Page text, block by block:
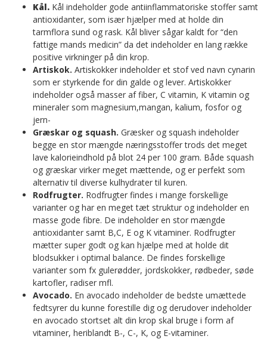
Kål. Kål indeholder gode antiinflammatoriske stoffer samt
antioxidanter, som især hjælper med at holde din
tarmflora sund og rask. Kål bliver sågar kaldt for “den
fattige mands medicin” da det indeholder en lang række
positive virkninger på din krop.
Artiskok. Artiskokker indeholder et stof ved navn cynarin
som er styrkende for din galde og lever. Artiskokker
indeholder også masser af fiber, C vitamin, K vitamin og
mineraler som magnesium,mangan, kalium, fosfor og
jern-
Græskar og squash. Græsker og squash indeholder
begge en stor mængde næringsstoffer trods det meget
lave kalorieindhold på blot 24 per 100 gram. Både squash
og græskar virker meget mættende, og er perfekt som
alternativ til diverse kulhydrater til kuren.
Rodfrugter. Rodfrugter findes i mange forskellige
varianter og har en meget tæt struktur og indeholder en
masse gode fibre. De indeholder en stor mængde
antioxidanter samt B,C, E og K vitaminer. Rodfrugter
mætter super godt og kan hjælpe med at holde dit
blodsukker i optimal balance. De findes forskellige
varianter som fx gulerødder, jordskokker, rødbeder, søde
kartofler, radiser mfl.
Avocado. En avocado indeholder de bedste umættede
fedtsyrer du kunne forestille dig og derudover indeholder
en avocado stortset alt din krop skal bruge i form af
vitaminer, heriblandt B-, C-, K, og E-vitaminer.